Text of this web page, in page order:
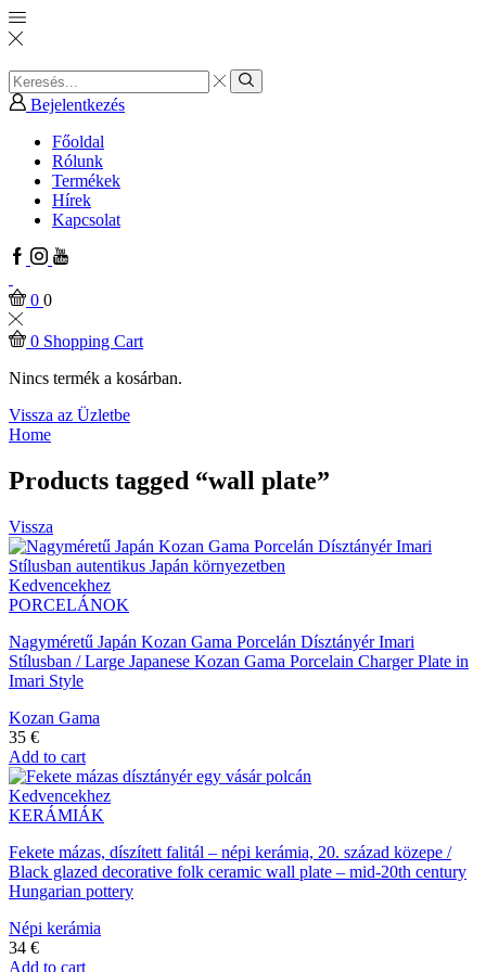
Search
input
Search
Bejelentkezés
Főoldal
Rólunk
Termékek
Hírek
Kapcsolat
Facebook
Instagram
Youtube
0 0
0 Shopping Cart
Nincs termék a kosárban.
Vissza az Üzletbe
Home
Products tagged “wall plate”
Vissza
Kedvencekhez
PORCELÁNOK
Nagyméretű Japán Kozan Gama Porcelán Dísztányér Imari
Stílusban / Large Japanese Kozan Gama Porcelain Charger Plate in
Imari Style
Kozan Gama
35 €
Add to cart
Kedvencekhez
KERÁMIÁK
Fekete mázas, díszített falitál – népi kerámia, 20. század közepe /
Black glazed decorative folk ceramic wall plate – mid-20th century
Hungarian pottery
Népi kerámia
34 €
Add to cart